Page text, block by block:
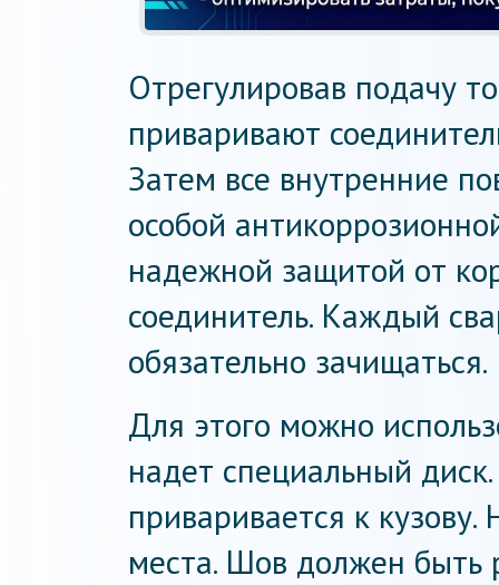
Отрегулировав подачу
приваривают
Затем все внутренние
особой
надежной защитой от
соединитель. Каждый
обязательно зачищаться.
Для этого можно
надет специальный
приваривается к
места. Шов должен быть